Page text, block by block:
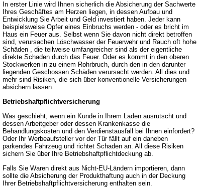
In erster Linie wird Ihnen sicherlich die Absicherung der Sachwerte
Ihres Geschäftes am Herzen liegen, in dessen Aufbau und
Entwicklung Sie Arbeit und Geld investiert haben. Jeder kann
beispielsweise Opfer eines Einbruchs werden - oder es bricht im
Haus ein Feuer aus. Selbst wenn Sie davon nicht direkt betroffen
sind, verursachen Löschwasser der Feuerwehr und Rauch oft hohe
Schäden , die teilweise umfangreicher sind als der eigentliche
direkte Schaden durch das Feuer. Oder es kommt in den oberen
Stockwerken in zu einem Rohrbruch, durch den in den darunter
liegenden Geschossen Schäden verursacht werden. All dies und
mehr sind Risiken, die sich über konventionelle Versicherungen
absichern lassen.
Betriebshaftpflichtversicherung
Was geschieht, wenn ein Kunde in Ihrem Laden ausrutscht und
dessen Arbeitgeber oder dessen Krankenkasse die
Behandlungskosten und den Verdienstausfall bei Ihnen einfordert?
Oder Ihr Werbeaufsteller vor der Tür fällt auf ein daneben
parkendes Fahrzeug und richtet Schaden an. All diese Risiken
sichern Sie über Ihre Betriebshaftpflichtdeckung ab.
Falls Sie Waren direkt aus Nicht-EU-Ländern importieren, dann
sollte die Absicherung der Produkthaftung auch in der Deckung
Ihrer Betriebshaftpflichtversicherung enthalten sein.